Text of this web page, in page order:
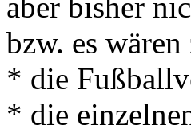
aber bisher
bzw. es
* die
* die